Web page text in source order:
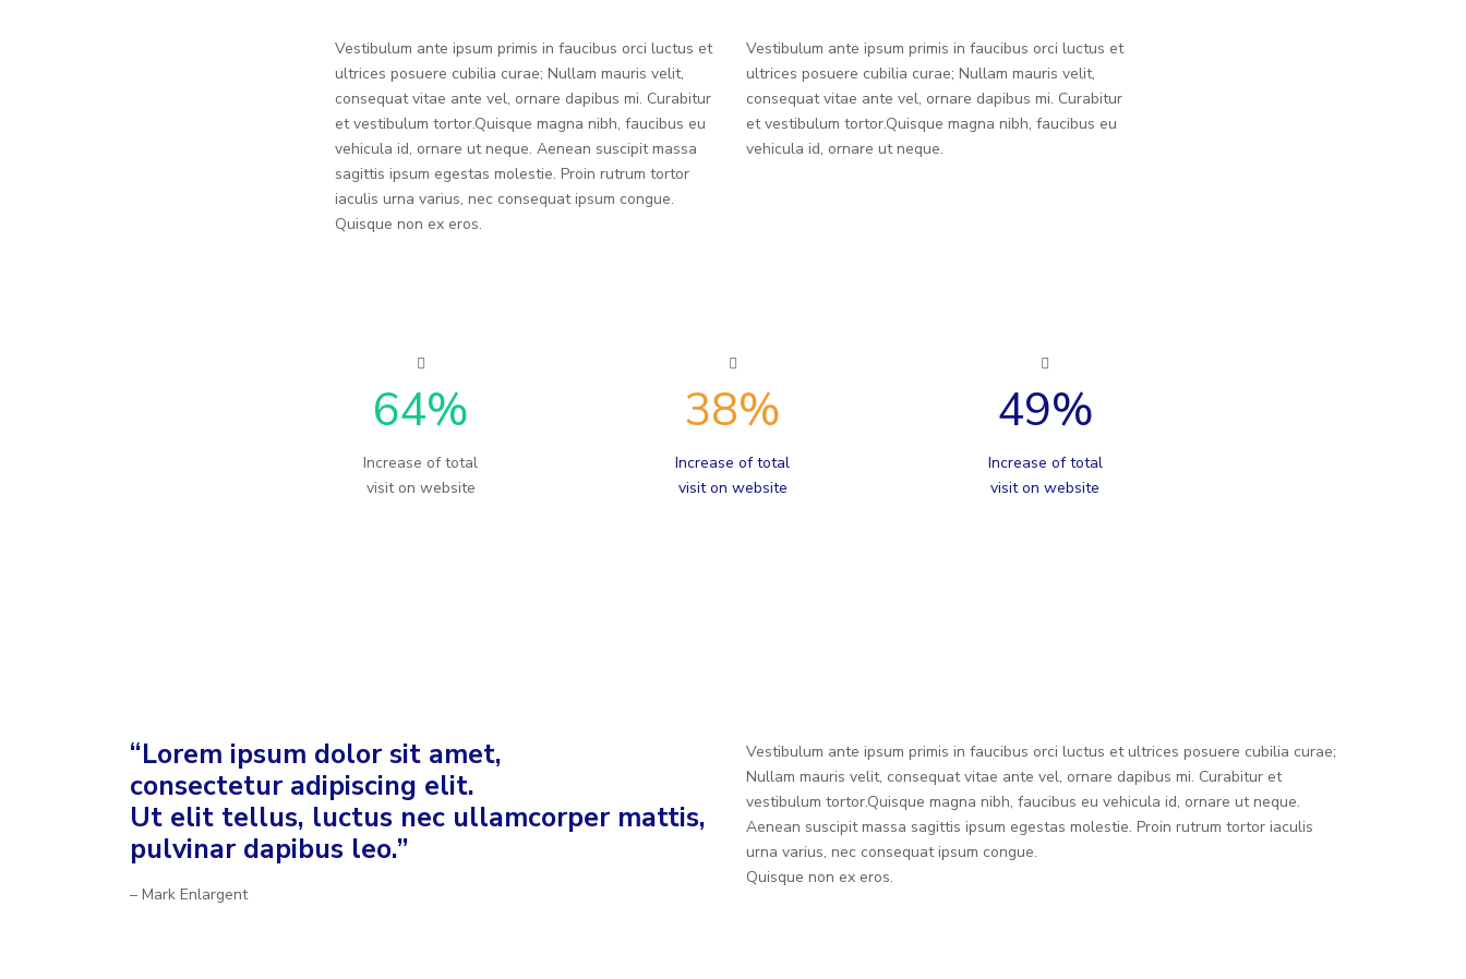
Vestibulum ante ipsum primis in faucibus orci luctus et
ultrices posuere cubilia curae; Nullam mauris velit,
consequat vitae ante vel, ornare dapibus mi. Curabitur
et vestibulum tortor.Quisque magna nibh, faucibus eu
vehicula id, ornare ut neque. Aenean suscipit massa
sagittis ipsum egestas molestie. Proin rutrum tortor
iaculis urna varius, nec consequat ipsum congue.
Quisque non ex eros.
Vestibulum ante ipsum primis in faucibus orci luctus et
ultrices posuere cubilia curae; Nullam mauris velit,
consequat vitae ante vel, ornare dapibus mi. Curabitur
et vestibulum tortor.Quisque magna nibh, faucibus eu
vehicula id, ornare ut neque.
64%
Increase of total
visit on website
38%
Increase of total
visit on website
49%
Increase of total
visit on website
“Lorem ipsum dolor sit amet,
consectetur adipiscing elit.
Ut elit tellus, luctus nec ullamcorper mattis,
pulvinar dapibus leo.”
– Mark Enlargent
Vestibulum ante ipsum primis in faucibus orci luctus et ultrices posuere cubilia curae;
Nullam mauris velit, consequat vitae ante vel, ornare dapibus mi. Curabitur et
vestibulum tortor.Quisque magna nibh, faucibus eu vehicula id, ornare ut neque.
Aenean suscipit massa sagittis ipsum egestas molestie. Proin rutrum tortor iaculis
urna varius, nec consequat ipsum congue.
Quisque non ex eros.